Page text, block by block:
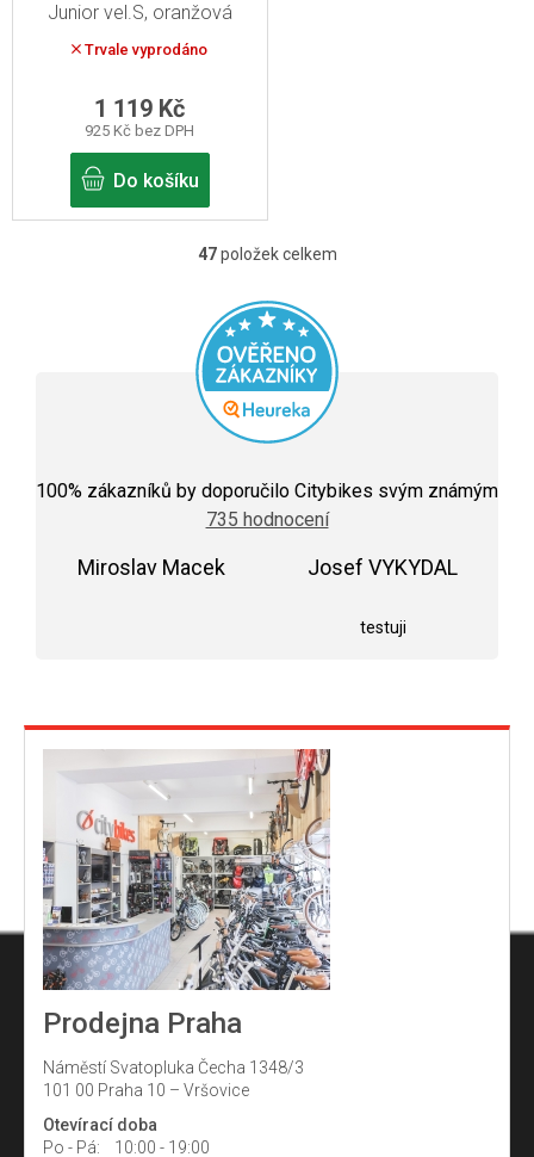
Junior vel.S, oranžová
Trvale vyprodáno
925 Kč bez DPH
1 119 Kč
Do košíku
O
v
l
á
d
a
í
p
ý
p
i
s
u
47položek celkem
hodnocení
obchodu
je
100% zákazníků by doporučilo Citybikes svým známým
735 hodnocení
Miroslav Macek Josef VYKYDAL
testuji
Prodejna Praha
Náměstí Svatopluka Čecha 1348/3
101 00 Praha 10 – Vršovice
Otevírací doba
Po - Pá:
10:00 - 19:00